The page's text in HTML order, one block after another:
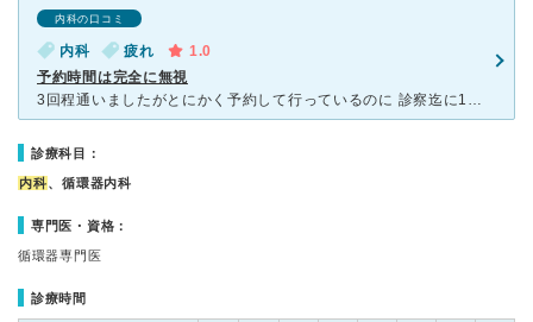
内科の口コミ
内科 疲れ
1.0
予約時間は完全に無視
3回程通いましたがとにかく予約して行っているのに 診察迄に1時間以上待たされる。 又会計迄に30分以上待たされる。 一体このクリニックの事務はどうなっているんでしょうか？ 大変古い病院だし事務
診療科目：
内科、循環器内科
専門医・資格：
循環器専門医
診療時間